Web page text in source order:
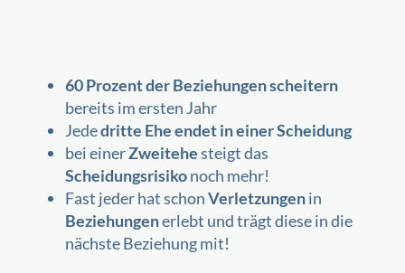
60 Prozent der Beziehungen scheitern
bereits im ersten Jahr
Jededritte Ehe endet in einer Scheidung
bei einerZweitehesteigt das
Scheidungsrisikonoch mehr!
Fast jeder hat schonVerletzungenin
Beziehungenerlebt und trägt diese in die
nächste Beziehung mit!